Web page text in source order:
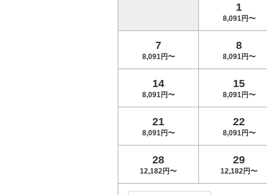
1
8,091円〜
7
8,091円〜
8
8,091円〜
14
8,091円〜
15
8,091円〜
21
8,091円〜
22
8,091円〜
28
12,182円〜
29
12,182円〜